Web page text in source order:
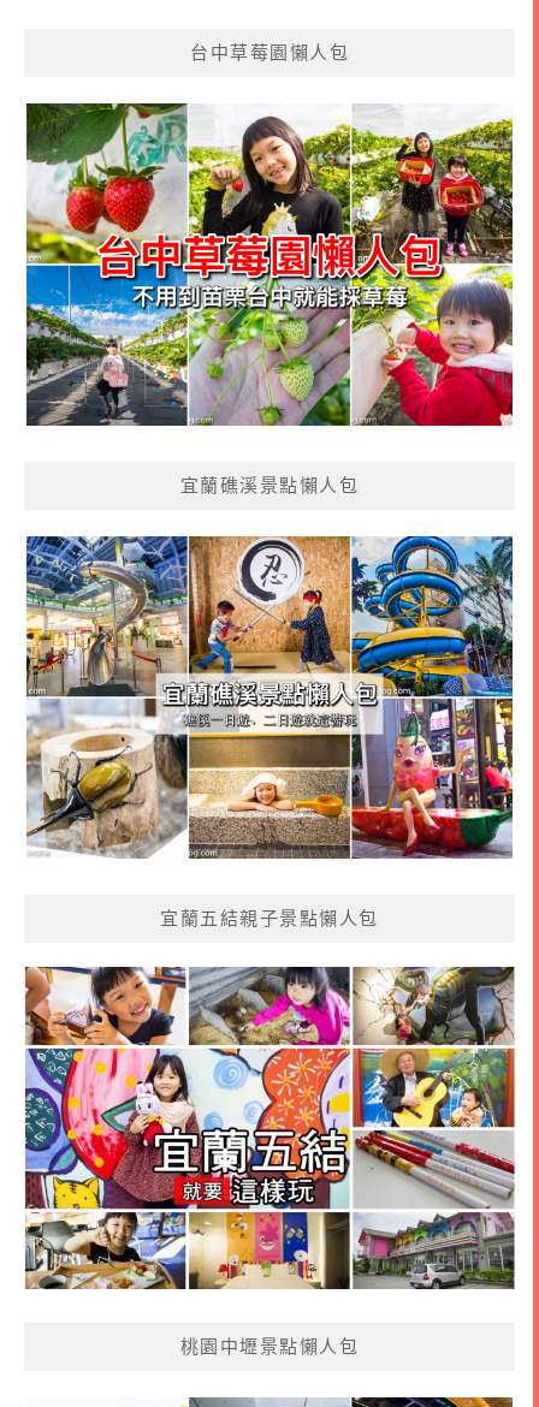
台中草莓園懶人包
宜蘭礁溪景點懶人包
宜蘭五結親子景點懶人包
桃園中壢景點懶人包